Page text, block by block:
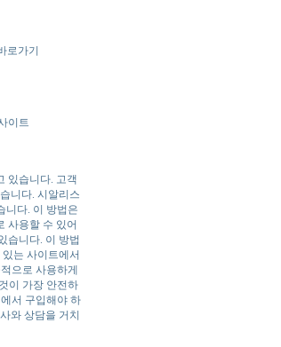
로가기
이트
있습니다. 고객
니다. 시알리스
니다. 이 방법은
사용할 수 있어
습니다. 이 방법
는 사이트에서
으로 사용하게
이 가장 안전하
서 구입해야 하
와 상담을 거치